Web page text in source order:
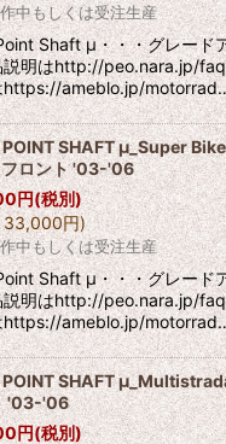
中もしくは受注生産
Shaft μ・・・グレード
説明はhttp://peo.nara.jp/
https://ameblo.jp/
POINT SHAFT μ_Super
ロント '03-'06
円(税別)
33,000円)
中もしくは受注生産
Shaft μ・・・グレード
説明はhttp://peo.nara.jp/
https://ameblo.jp/
POINT SHAFT
'03-'06
円(税別)